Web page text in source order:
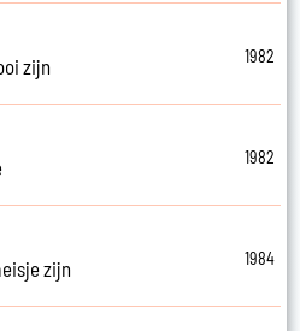
zijn
1982
1982
zijn
1984